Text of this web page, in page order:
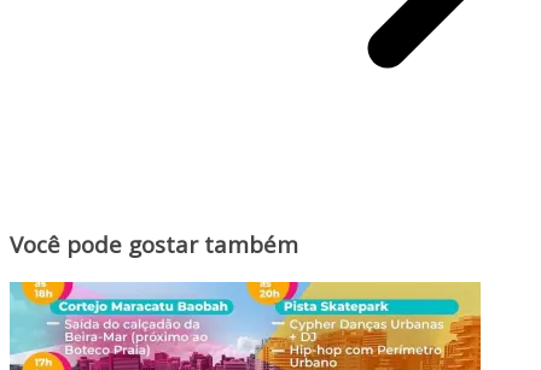
Você pode gostar também